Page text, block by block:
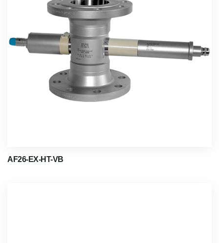
AF26-EX-HT-VB